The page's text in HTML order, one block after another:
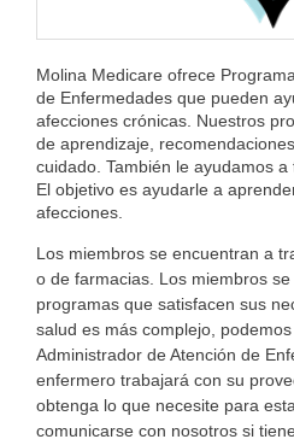
Molina Medicare ofrece
de Enfermedades que pueden
afecciones crónicas. Nuestros
de aprendizaje,
cuidado. También le ayudamos
El objetivo es ayudarle a
afecciones.
Los miembros se encuentran a
o de farmacias. Los miembros
programas que satisfacen sus
salud es más complejo,
Administrador de Atención de
enfermero trabajará con su
obtenga lo que necesite para
comunicarse con nosotros si